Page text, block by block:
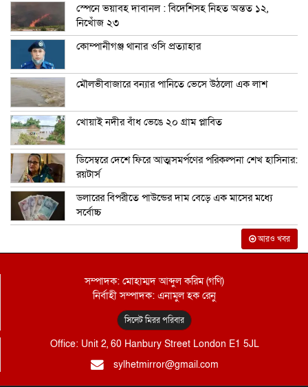
স্পেনে ভয়াবহ দাবানল : বিদেশিসহ নিহত অন্তত ১২,
নিখোঁজ ২৩
কোম্পানীগঞ্জ থানার ওসি প্রত্যাহার
মৌলভীবাজারে বন্যার পানিতে ভেসে উঠলো এক লাশ
খোয়াই নদীর বাঁধ ভেঙে ২০ গ্রাম প্লাবিত
ডিসেম্বরে দেশে ফিরে আত্মসমর্পণের পরিকল্পনা শেখ হাসিনার:
রয়টার্স
ডলারের বিপরীতে পাউন্ডের দাম বেড়ে এক মাসের মধ্যে
সর্বোচ্চ
আরও খবর
সম্পাদক: মোহাম্মদ আব্দুল করিম (গণি)
নির্বাহী সম্পাদক: এনামুল হক রেনু
সিলেট মিরর পরিবার
Office: Unit 2, 60 Hanbury Street London E1 5JL
sylhetmirror@gmail.com